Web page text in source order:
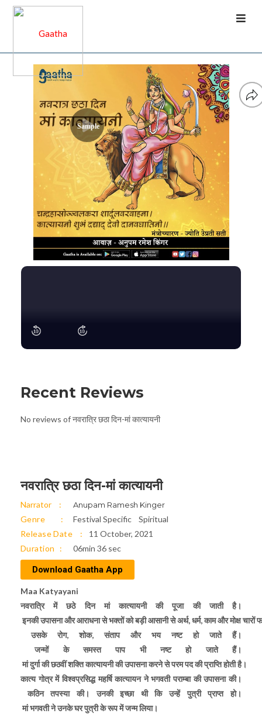
Sample
Recent Reviews
No reviews of नवरात्रि छठा दिन-मां कात्यायनी
नवरात्रि छठा दिन-मां कात्यायनी
Narrator Anupam Ramesh Kinger
Genre Festival Specific
Spiritual
Release Date
11 October, 2021
Duration
06min 36 sec
Download Gaatha App
Maa Katyayani
नवरात्रि में छठे दिन मां कात्यायनी की पूजा की जाती है।
इनकी उपासना और आराधना से भक्तों को बड़ी आसानी से अर्थ, धर्म, काम और मोक्ष चारों
उसके रोग, शोक, संताप और भय नष्ट हो जाते हैं।
जन्मों के समस्त पाप भी नष्ट हो जाते हैं।
मां दुर्गा की छठवीं शक्ति कात्यायनी की उपासना करने से परम पद की प्राप्ति होती है।
कात्य गोत्र में विश्वप्रसिद्ध महर्षि कात्यायन ने भगवती पराम्बा की उपासना की।
कठिन तपस्या की। उनकी इच्छा थी कि उन्हें पुत्री प्राप्त हो।
मां भगवती ने उनके घर पुत्री के रूप में जन्म लिया।